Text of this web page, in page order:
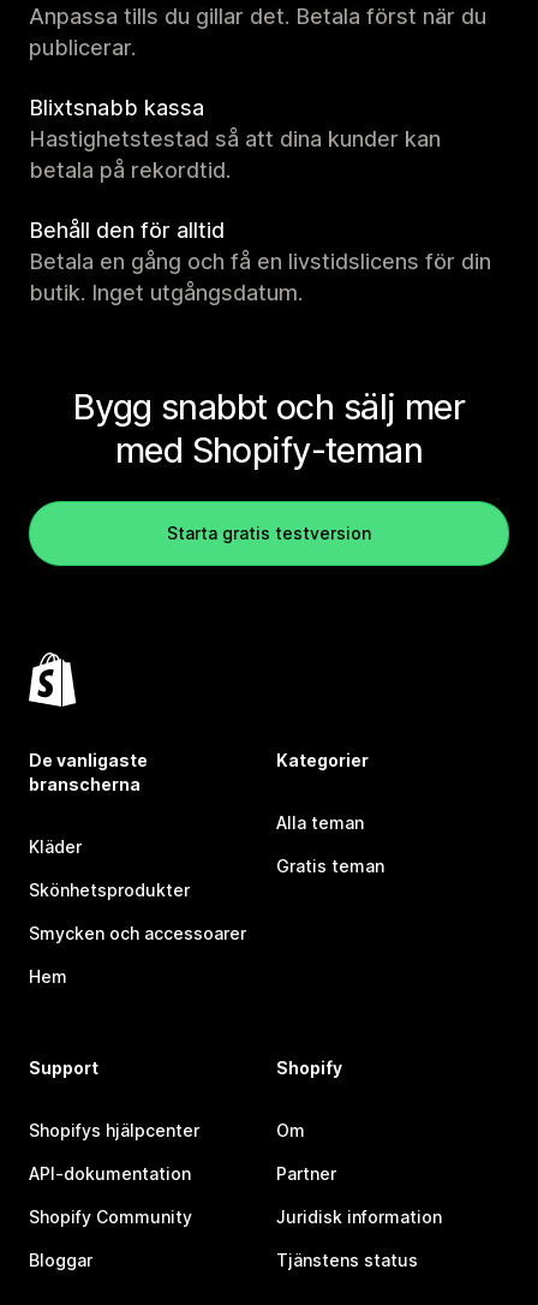
Anpassa tills du gillar det. Betala först när du
publicerar.
Blixtsnabb kassa
Hastighetstestad så att dina kunder kan
betala på rekordtid.
Behåll den för alltid
Betala en gång och få en livstidslicens för din
butik. Inget utgångsdatum.
Bygg snabbt och sälj mer
med Shopify-teman
Starta gratis testversion
De vanligaste
branscherna
Kläder
Skönhetsprodukter
Smycken och accessoarer
Hem
Kategorier
Alla teman
Gratis teman
Support
Shopifys hjälpcenter
API-dokumentation
Shopify Community
Bloggar
Shopify
Om
Partner
Juridisk information
Tjänstens status